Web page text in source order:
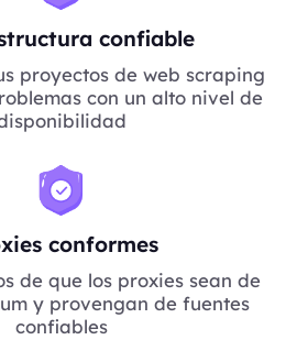
confiable
proyectos de web scraping
con un alto nivel de
conformes
de que los proxies sean de
y provengan de fuentes
confiables